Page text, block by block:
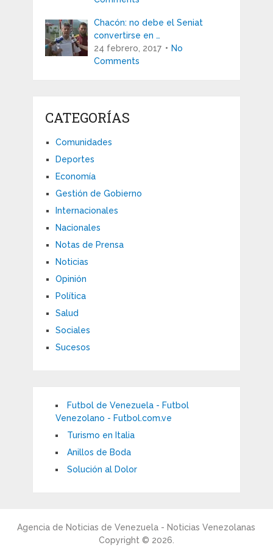
Chacón: no debe el Seniat
convertirse en …
24 febrero, 2017
No
Comments
CATEGORÍAS
Comunidades
Deportes
Economía
Gestión de Gobierno
Internacionales
Nacionales
Notas de Prensa
Noticias
Opinión
Política
Salud
Sociales
Sucesos
Futbol de Venezuela - Futbol
Venezolano - Futbol.com.ve
Turismo en Italia
Anillos de Boda
Solución al Dolor
Agencia de Noticias de Venezuela - Noticias Venezolanas
Copyright © 2026.